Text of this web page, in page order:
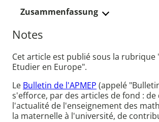
Zusammenfassung
Notes
Cet article est publié sous la rubrique
Etudier en Europe".
Le Bulletin de l'APMEP (appelé
s'efforce, par des articles de fond :
l'actualité de l'enseignement des
la maternelle à l'université, de